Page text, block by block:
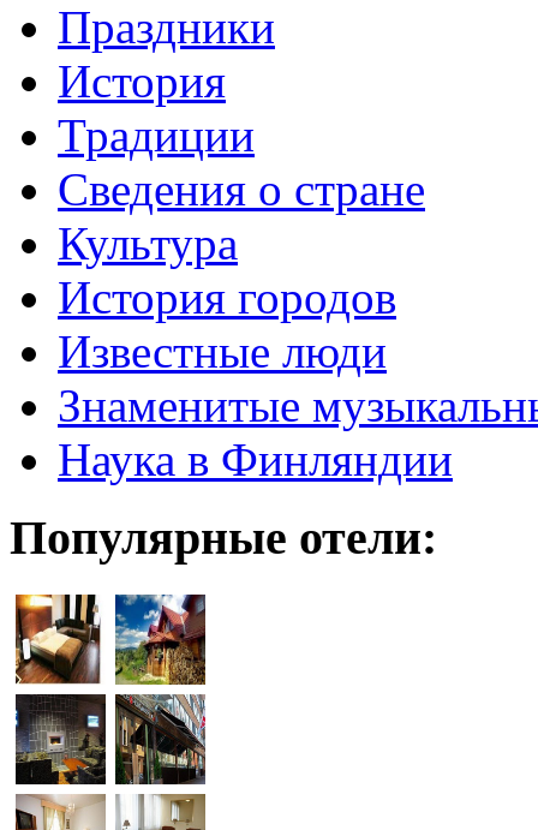
Праздники
История
Традиции
Cведения о стране
Культура
История городов
Известные люди
Знаменитые
Наука в Финляндии
Популярные отели: